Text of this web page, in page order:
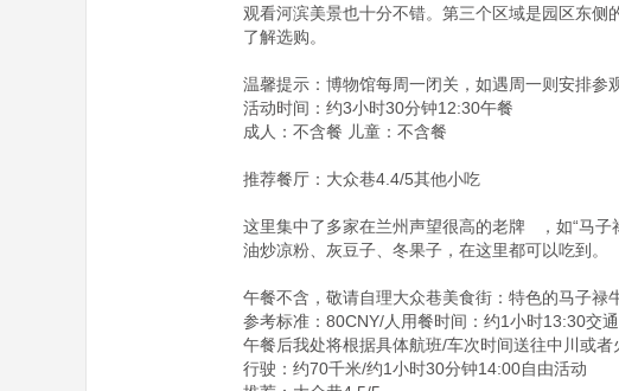
观看河滨美景也十分不错。第三个区域是园区东
了解选购。
温馨提示：博物馆每周一闭关，如遇周一则安排参
活动时间：约3小时30分钟12:30午餐
成人：不含餐 儿童：不含餐
推荐餐厅：大众巷4.4/5其他小吃
这里集中了多家在兰州声望很高的老牌   ，如“马子
油炒凉粉、灰豆子、冬果子，在这里都可以吃到。
午餐不含，敬请自理大众巷美食街：特色的马子禄
参考标准：80CNY/人用餐时间：约1小时13:30交通
午餐后我处将根据具体航班/车次时间送往中川或
行驶：约70千米/约1小时30分钟14:00自由活动